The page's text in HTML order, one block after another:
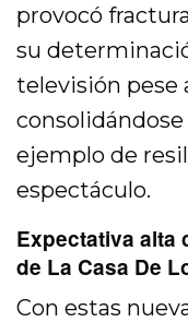
provocó
su
televisión pese
ejemplo de
espectáculo.
Expectativa alta
de La Casa De
Con estas